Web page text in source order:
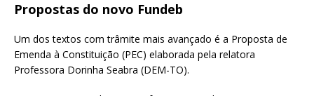
Propostas do novo Fundeb
Um dos textos com trâmite mais avançado é a Proposta de
Emenda à Constituição (PEC) elaborada pela relatora
Professora Dorinha Seabra (DEM-TO).